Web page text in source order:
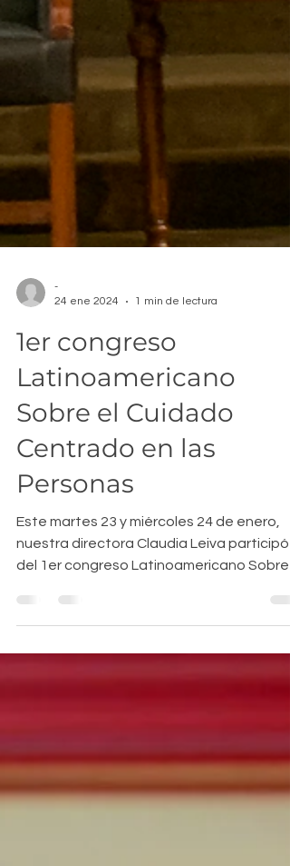
24 ene 2024
1 min de lectura
1er congreso
Latinoamericano
Sobre el Cuidado
Centrado en las
Personas
Este martes 23 y miércoles 24 de enero,
del 1er congreso Latinoamericano Sobre
Cuidado...